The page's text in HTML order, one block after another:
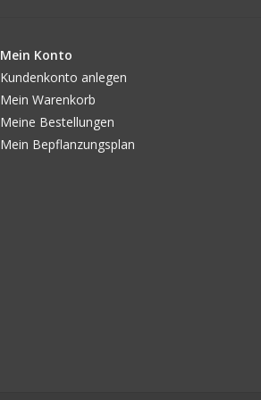
Mein Konto
Kundenkonto anlegen
Mein Warenkorb
Meine Bestellungen
Mein Bepflanzungsplan